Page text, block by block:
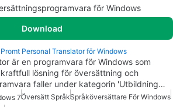
för Windows
Download
Personal Translator för Windows
är en programvara för Windows som
lösning för översättning och
faller under kategorin 'Utbildning…
7Översätt SpråkSpråköversättare För Windows